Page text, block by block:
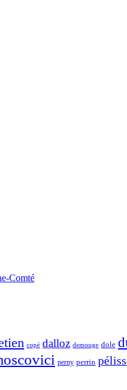
Comté
copé dalloz demouge dole
perny perrin